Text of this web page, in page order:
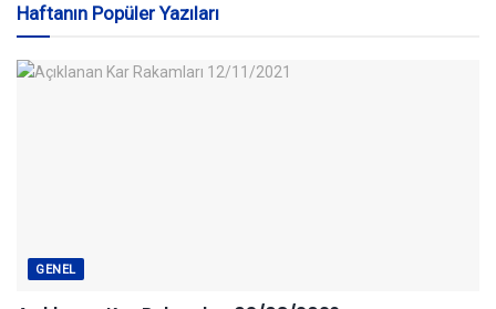
Haftanın Popüler Yazıları
GENEL